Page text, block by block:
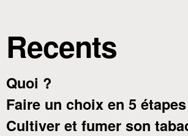
Recents
Quoi ?
Faire un choix en 5 étapes
Cultiver et fumer son